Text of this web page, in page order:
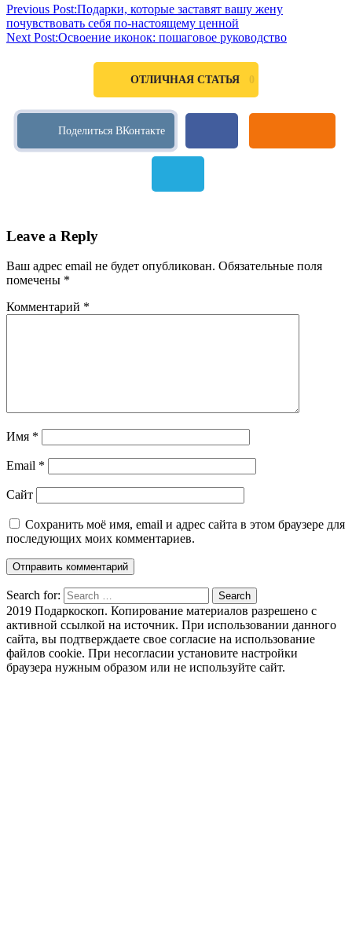
Previous Post:Подарки, которые заставят вашу жену
почувствовать себя по-настоящему ценной
Next Post:Освоение иконок: пошаговое руководство
ОТЛИЧНАЯ СТАТЬЯ 0
Leave a Reply
Ваш адрес email не будет опубликован. Обязательные поля
помечены *
Комментарий *
Имя *
Email *
Сайт
Сохранить моё имя, email и адрес сайта в этом браузере для
последующих моих комментариев.
Search for: Search
2019 Подаркоскоп. Копирование материалов разрешено с
активной ссылкой на источник. При использовании данного
сайта, вы подтверждаете свое согласие на использование
файлов cookie. При несогласии установите настройки
браузера нужным образом или не используйте сайт.